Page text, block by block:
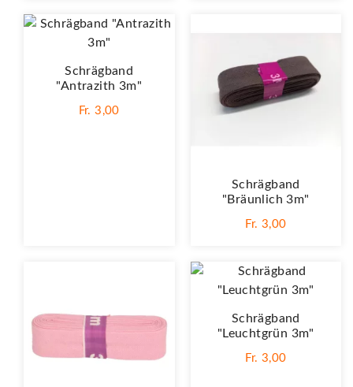
Schrägband
"Antrazith 3m"
Fr. 3,00
Schrägband
"Bräunlich 3m"
Fr. 3,00
Schrägband
"Leuchtgrün 3m"
Fr. 3,00